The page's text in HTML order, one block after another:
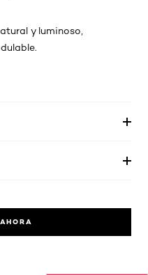
y luminoso,